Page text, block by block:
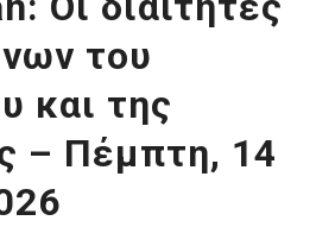
του
και της
– Πέμπτη, 14